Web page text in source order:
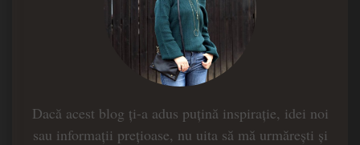
Dacă acest blog ți-a adus puțină inspirație, idei noi
sau informații prețioase, nu uita să mă urmărești și